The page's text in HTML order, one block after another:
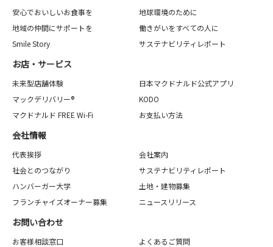
安心でおいしいお食事を
地球環境のために
地域の仲間にサポートを
働きがいをすべての人に
Smile Story
サステナビリティレポート
お店・サービス
未来型店舗体験
日本マクドナルド公式アプリ
マックデリバリー®
KODO
マクドナルド FREE Wi-Fi
お支払い方法
会社情報
代表挨拶
会社案内
社会とのつながり
サステナビリティレポート
ハンバーガー大学
土地・建物募集
フランチャイズオーナー募集
ニュースリリース
お問い合わせ
お客様相談窓口 よくあるご質問